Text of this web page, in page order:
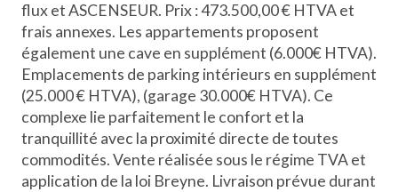
flux et ASCENSEUR. Prix : 473.500,00 € HTVA et
frais annexes. Les appartements proposent
également une cave en supplément (6.000€ HTVA).
Emplacements de parking intérieurs en supplément
(25.000 € HTVA), (garage 30.000€ HTVA). Ce
complexe lie parfaitement le confort et la
tranquillité avec la proximité directe de toutes
commodités. Vente réalisée sous le régime TVA et
application de la loi Breyne. Livraison prévue durant